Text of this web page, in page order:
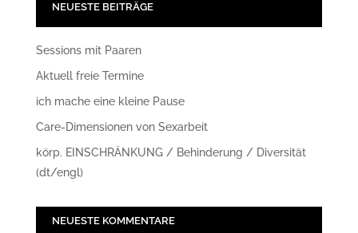
NEUESTE BEITRÄGE
Sessions mit Paaren
Aktuell freie Termine
ich mache eine kleine Pause
Care-Dimensionen von Sexarbeit
körp. EINSCHRÄNKUNG / Behinderung / Diversität
(dt/engl)
NEUESTE KOMMENTARE